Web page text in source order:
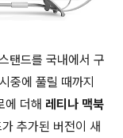
탠드를 국내에서 구
중에 풀릴 때까지
에 더해 레티나 맥북
추가된 버전이 새